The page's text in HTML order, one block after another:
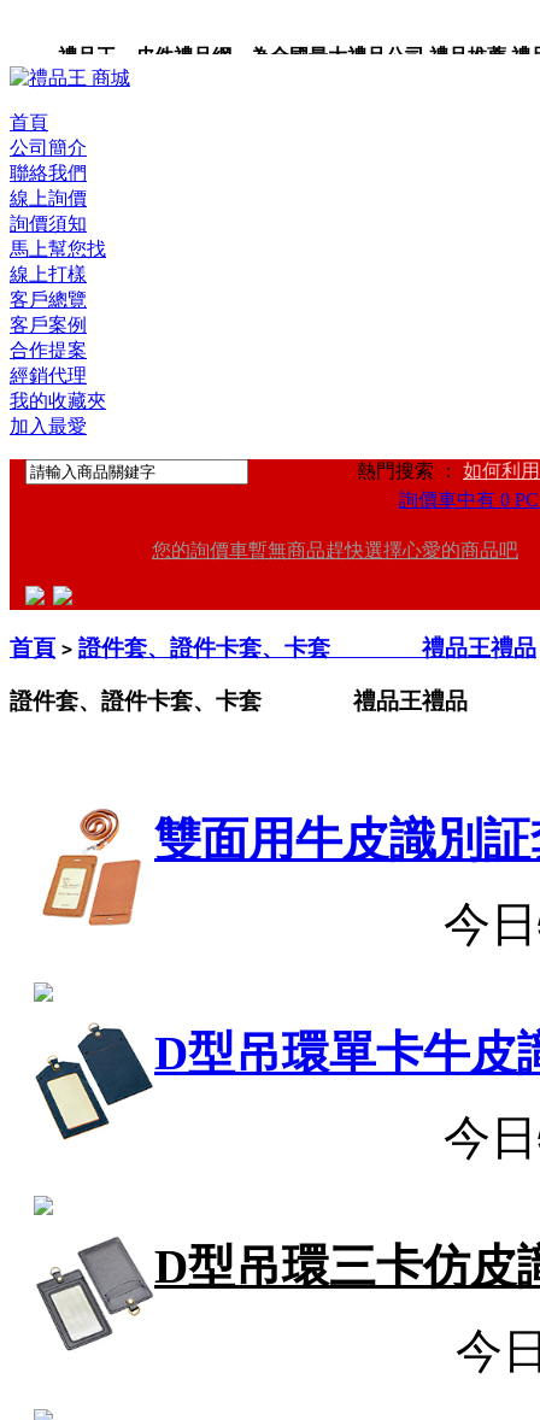
禮品王 皮件禮品網 為全國最大禮品公司,禮品推薦,禮
卡,企業禮品,禮品小物,高級禮品,禮品網站。
首頁
公司簡介
聯絡我們
線上詢價
詢價須知
馬上幫您找
線上打樣
客戶總覽
客戶案例
合作提案
經銷代理
我的收藏夾
加入最愛
熱門搜索 ： 如何利
詢價車中有 0
您的詢價車暫無商品趕快選擇心愛的商品吧
首頁 > 證件套、證件卡套、卡套 禮品王禮品
證件套、證件卡套、卡套 禮品王禮品
雙面用牛皮識別
今
D型吊環單卡牛皮
今
D型吊環三卡仿皮
今